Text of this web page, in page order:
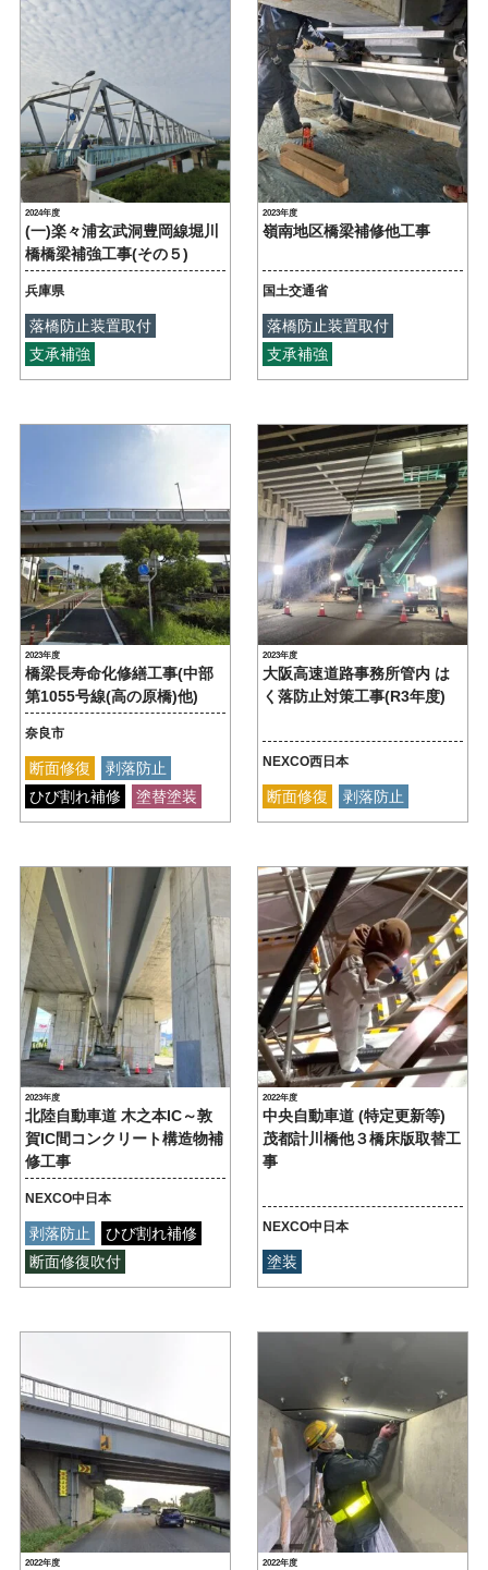
2024年度
(一)楽々浦玄武洞豊岡線堀川
橋橋梁補強工事(その５)
兵庫県
落橋防止装置取付
支承補強
2023年度
嶺南地区橋梁補修他工事
国土交通省
落橋防止装置取付
支承補強
2023年度
橋梁長寿命化修繕工事(中部
第1055号線(高の原橋)他)
奈良市
断面修復
剥落防止
ひび割れ補修
塗替塗装
2023年度
大阪高速道路事務所管内 は
く落防止対策工事(R3年度)
NEXCO西日本
断面修復 剥落防止
2023年度
北陸自動車道 木之本IC～敦
賀IC間コンクリート構造物補
修工事
NEXCO中日本
剥落防止
ひび割れ補修
断面修復吹付
2022年度
中央自動車道 (特定更新等)
茂都計川橋他３橋床版取替工
事
NEXCO中日本
塗装
2022年度 2022年度